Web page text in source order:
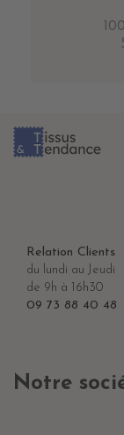
Relation Clients
du lundi au Jeudi
de 9h à 16h30
09 73 88 40 48
Notre